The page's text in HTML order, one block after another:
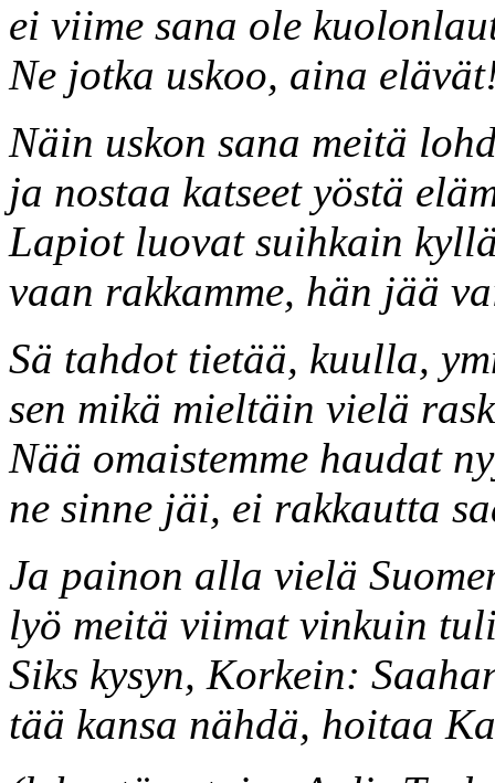
ei viime sana ole
Ne jotka uskoo, aina
Näin uskon sana meitä
ja nostaa katseet yöstä
Lapiot luovat suihkain
vaan rakkamme, hän jää
Sä tahdot tietää, kuulla,
sen mikä mieltäin vielä
Nää omaistemme haudat
ne sinne jäi, ei rakkautta
Ja painon alla vielä
lyö meitä viimat vinkuin
Siks kysyn, Korkein:
tää kansa nähdä, hoitaa